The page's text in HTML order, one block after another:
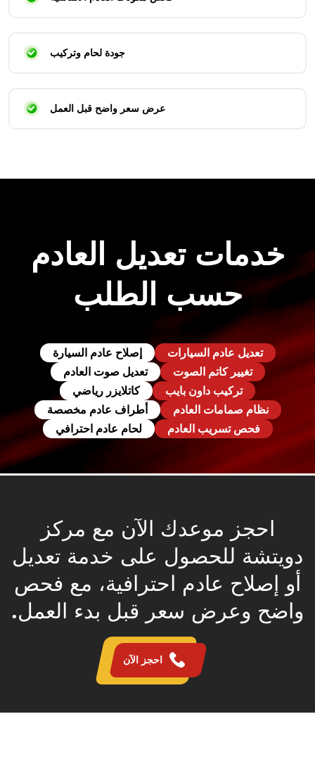
جودة لحام وتركيب
عرض سعر واضح قبل العمل
خدمات تعديل العادم
حسب الطلب
تعديل عادم السيارات
إصلاح عادم السيارة
تغيير كاتم الصوت
تعديل صوت العادم
تركيب داون بايب
كاتلايزر رياضي
نظام صمامات العادم
أطراف عادم مخصصة
فحص تسريب العادم
لحام عادم احترافي
احجز موعدك الآن مع مركز
دويتشة للحصول على خدمة تعديل
أو إصلاح عادم احترافية، مع فحص
واضح وعرض سعر قبل بدء العمل.
احجز الآن